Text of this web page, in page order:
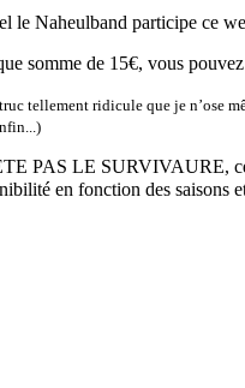
le Naheulband participe ce
somme de 15€, vous
tellement ridicule que je n’ose
PAS LE SURVIVAURE,
en fonction des saisons